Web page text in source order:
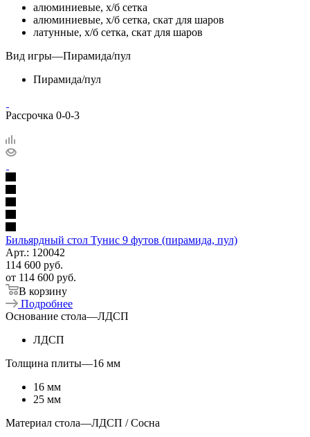
алюминиевые, х/б сетка
алюминиевые, х/б сетка, скат для шаров
латунные, х/б сетка, скат для шаров
Вид игры—Пирамида/пул
Пирамида/пул
Рассрочка 0-0-3
Бильярдный стол Тунис 9 футов (пирамида, пул)
Арт.: 120042
114 600 руб.
от 114 600 руб.
В корзину
Подробнее
Основание стола—ЛДСП
ЛДСП
Толщина плиты—16 мм
16 мм
25 мм
Материал стола—ЛДСП / Сосна